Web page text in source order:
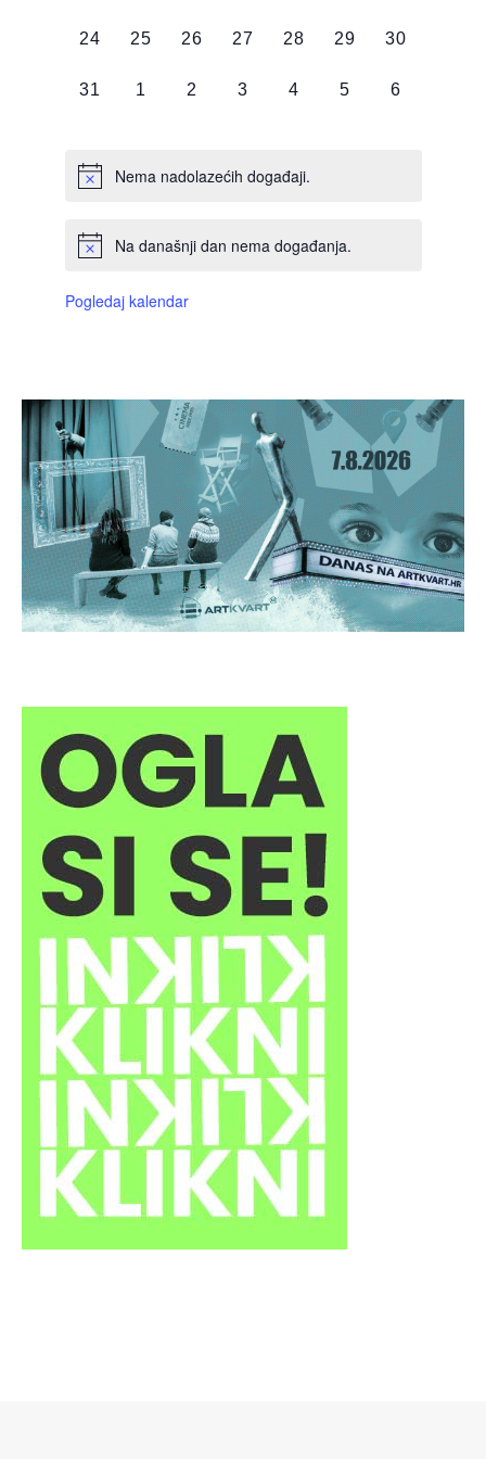
0
24
0
25
0
26
0
27
0
28
0
29
0
30
0
31
0
1
0
2
0
3
0
4
0
5
0
6
Nema nadolazećih događaji.
Na današnji dan nema događanja.
Pogledaj kalendar